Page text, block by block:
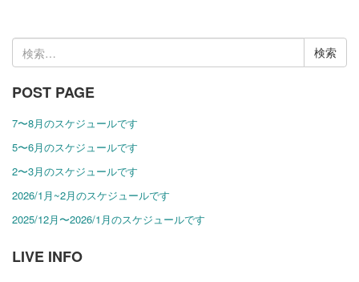
検
索:
POST PAGE
7〜8月のスケジュールです
5〜6月のスケジュールです
2〜3月のスケジュールです
2026/1月~2月のスケジュールです
2025/12月〜2026/1月のスケジュールです
LIVE INFO